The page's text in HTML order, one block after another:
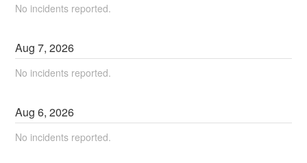
No incidents reported.
Aug7,2026
No incidents reported.
Aug6,2026
No incidents reported.